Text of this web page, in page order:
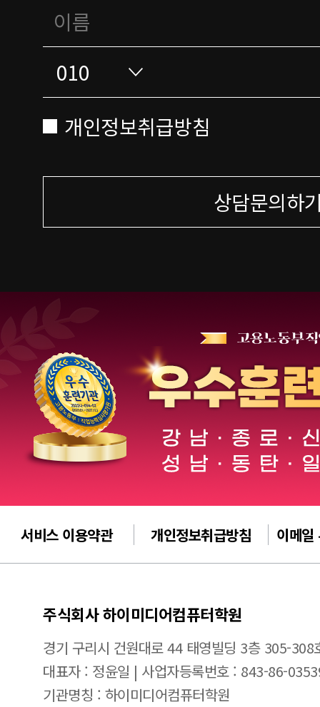
개인정보취급방침
상담문의하
서비스 이용약관 개인정보취급방침 이메일
주식회사 하이미디어컴퓨터학원
경기 구리시 건원대로 44 태영빌딩 3층 305-308
대표자 : 정윤일 | 사업자등록번호 : 843-86-
기관명칭 : 하이미디어컴퓨터학원